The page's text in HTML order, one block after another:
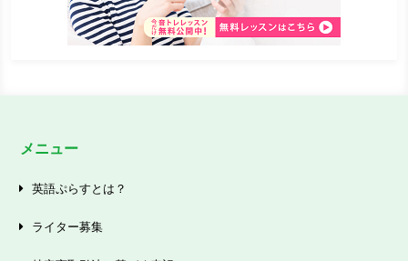
メニュー
英語ぷらすとは？
ライター募集